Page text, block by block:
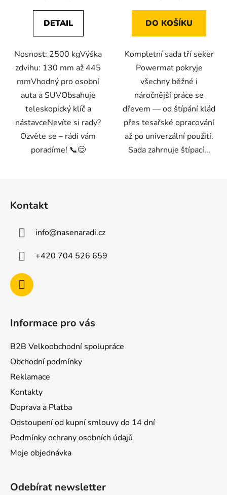
DETAIL
Nosnost: 2500 kgVýška
zdvihu: 130 mm až 445
mmVhodný pro osobní
auta a SUVObsahuje
teleskopický klíč a
nástavceNevíte si rady?
Ozvěte se – rádi vám
poradíme! 📞😊
DO KOŠÍKU
Kompletní sada tří seker
Powermat pokryje
všechny běžné i
náročnější práce se
dřevem — od štípání klád
přes tesařské opracování
až po univerzální použití.
Sada zahrnuje štípací...
Kontakt
info@nasenaradi.cz
+420 704 526 659
Informace pro vás
B2B Velkoobchodní spolupráce
Obchodní podmínky
Reklamace
Kontakty
Doprava a Platba
Odstoupení od kupní smlouvy do 14 dní
Podmínky ochrany osobních údajů
Moje objednávka
Odebírat newsletter